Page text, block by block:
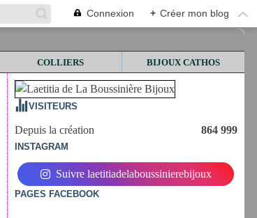
Connexion + Créer mon blog
COLLIERS BIJOUX CATHOS
VISITEURS
Depuis la création 864 999
INSTAGRAM
Suivre laetitiadelaboussinierebijoux
PAGES FACEBOOK